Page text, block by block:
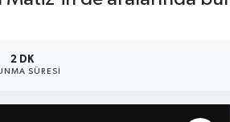
2 DK
SÜRESI